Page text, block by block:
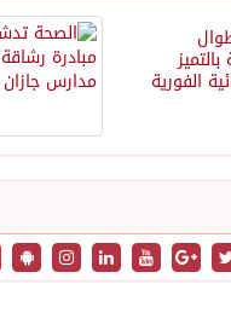
الفورية